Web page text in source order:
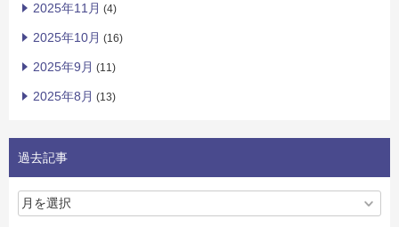
2025年11月 (4)
2025年10月 (16)
2025年9月 (11)
2025年8月 (13)
過去記事